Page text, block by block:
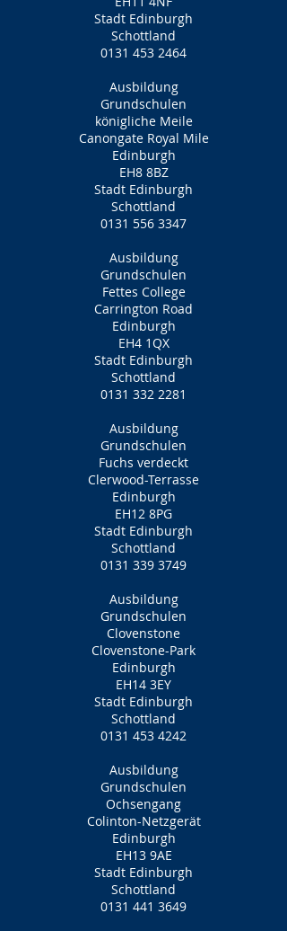
Stadt Edinburgh
Schottland
0131 453 2464
Ausbildung
Grundschulen
königliche Meile
Canongate Royal Mile
Edinburgh
EH8 8BZ
Stadt Edinburgh
Schottland
0131 556 3347
Ausbildung
Grundschulen
Fettes College
Carrington Road
Edinburgh
EH4 1QX
Stadt Edinburgh
Schottland
0131 332 2281
Ausbildung
Grundschulen
Fuchs verdeckt
Clerwood-Terrasse
Edinburgh
EH12 8PG
Stadt Edinburgh
Schottland
0131 339 3749
Ausbildung
Grundschulen
Clovenstone
Clovenstone-Park
Edinburgh
EH14 3EY
Stadt Edinburgh
Schottland
0131 453 4242
Ausbildung
Grundschulen
Ochsengang
Colinton-Netzgerät
Edinburgh
EH13 9AE
Stadt Edinburgh
Schottland
0131 441 3649